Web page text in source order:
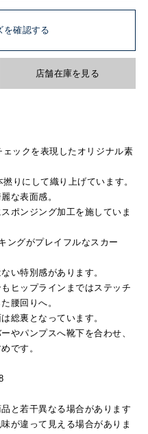
を確認する
店舗在庫を見る
ックを表現したオリジナル素
りにして織り上げています。
な表面感。
ポンジング加工を施していま
ングがプレイフルなスカー
い特別感があります。
ヒップラインまではステッチ
腰回りへ。
総裏となっています。
やパンプスへ靴下を合わせ、
です。
と若干異なる場合があります
が違って見える場合がありま